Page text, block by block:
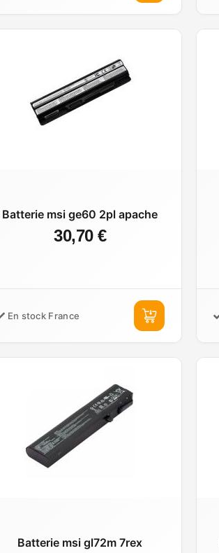
Batterie msi ge60 2pl apache
30,70 €
En stock France
Batterie msi gl72m 7rex